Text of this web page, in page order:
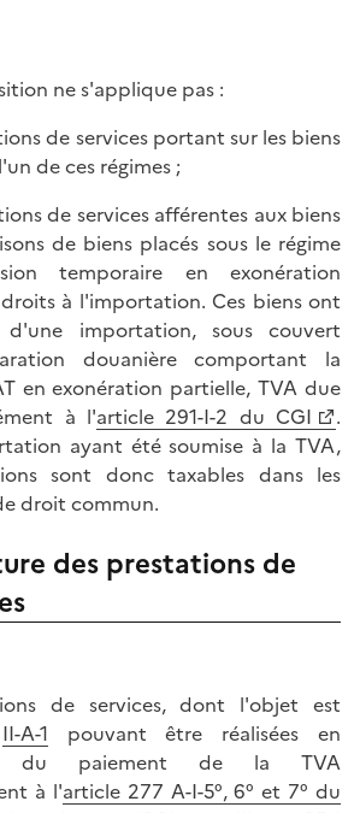
ne s'applique pas :
de services portant sur les biens
de ces régimes ;
de services afférentes aux biens
de biens placés sous le régime
temporaire en exonération
à l'importation. Ces biens ont
importation, sous couvert
douanière comportant la
en exonération partielle, TVA due
à l'article 291-I-2 du CGI
.
ayant été soumise à la TVA,
sont donc taxables dans les
droit commun.
des prestations de
de services, dont l'objet est
II-A-1 pouvant être réalisées en
du paiement de la TVA
à l'article 277 A-I-5°, 6° et 7° du